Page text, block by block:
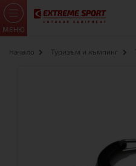
МЕНЮ
Начало Туризъм и къмпинг